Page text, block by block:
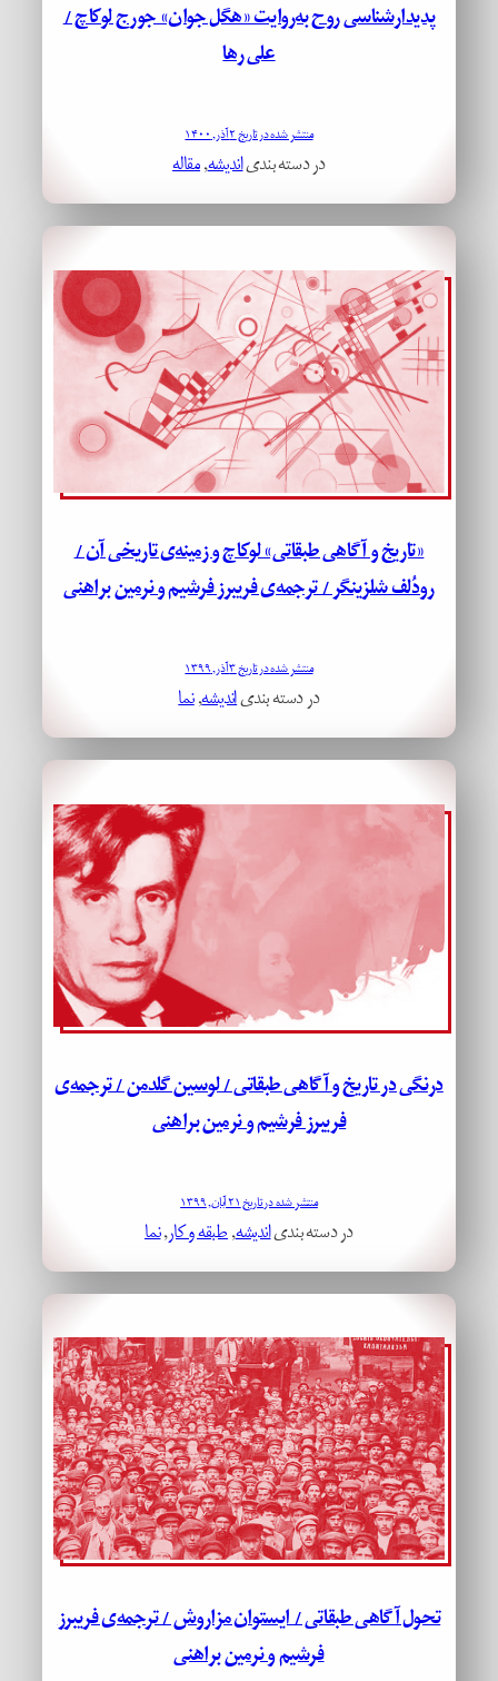
پدیدارشناسی روح به‌روایت «هگل جوان» جورج لوکاچ /
علی رها
منتشر شده در تاریخ ۲ آذر, ۱۴۰۰
در دسته بندیاندیشه, مقاله
«تاریخ و آگاهی طبقاتی» لوکاچ و زمینه‌ی تاریخی آن /
رودُلف شلزینگر / ترجمه‌ی فریبرز فرشیم و نرمین براهنی
منتشر شده در تاریخ ۳ آذر, ۱۳۹۹
در دسته بندیاندیشه, نما
درنگی در تاریخ و آگاهی طبقاتی / لوسین گلدمن / ترجمه‌ی
فریبرز فرشیم و نرمین براهنی
منتشر شده در تاریخ ۲۱ آبان, ۱۳۹۹
در دسته بندیاندیشه, طبقه و کار, نما
تحول آگاهی طبقاتی / ایستوان مزاروش / ترجمه‌ی فریبرز
فرشیم و نرمین براهنی